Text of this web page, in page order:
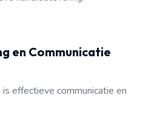
en Communicatie
effectieve communicatie en